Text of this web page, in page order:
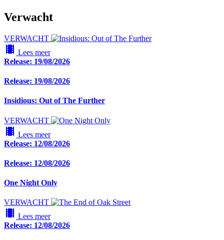
Verwacht
VERWACHT
local_movies Lees meer
Release: 19/08/2026
Release: 19/08/2026
Insidious: Out of The Further
VERWACHT
local_movies Lees meer
Release: 12/08/2026
Release: 12/08/2026
One Night Only
VERWACHT
local_movies Lees meer
Release: 12/08/2026